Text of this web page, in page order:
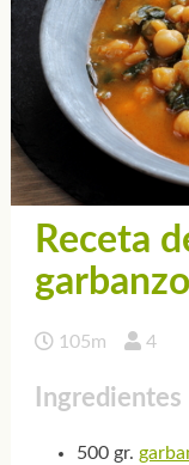
Receta
105m 4
Ingredientes
500 gr.